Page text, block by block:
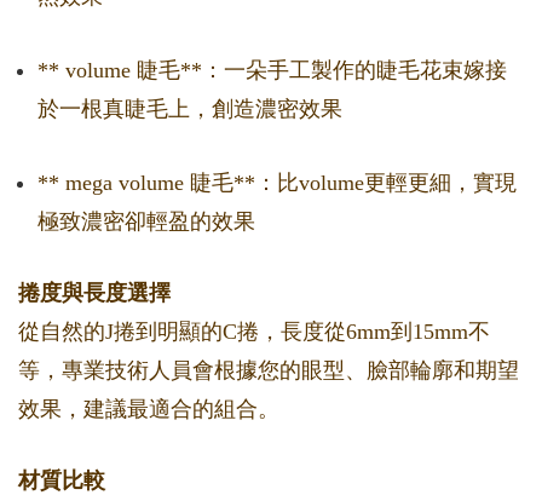
** volume 睫毛**：一朵手工製作的睫毛花束嫁接
於一根真睫毛上，創造濃密效果
** mega volume 睫毛**：比volume更輕更細，實現
極致濃密卻輕盈的效果
捲度與長度選擇
從自然的J捲到明顯的C捲，長度從6mm到15mm不
等，專業技術人員會根據您的眼型、臉部輪廓和期望
效果，建議最適合的組合。
材質比較